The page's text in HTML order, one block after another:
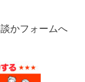
かフォームへ